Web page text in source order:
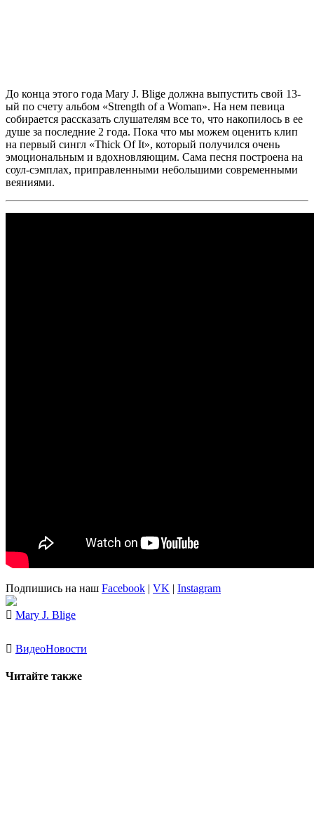
До конца этого года Mary J. Blige должна выпустить свой 13-
ый по счету альбом «Strength of a Woman». На нем певица
собирается рассказать слушателям все то, что накопилось в ее
душе за последние 2 года. Пока что мы можем оценить клип
на первый сингл «Thick Of It», который получился очень
эмоциональным и вдохновляющим. Сама песня построена на
соул-сэмплах, приправленными небольшими современными
веяниями.
Подпишись на наш Facebook | VK | Instagram
Mary J. Blige
ВидеоНовости
Читайте также